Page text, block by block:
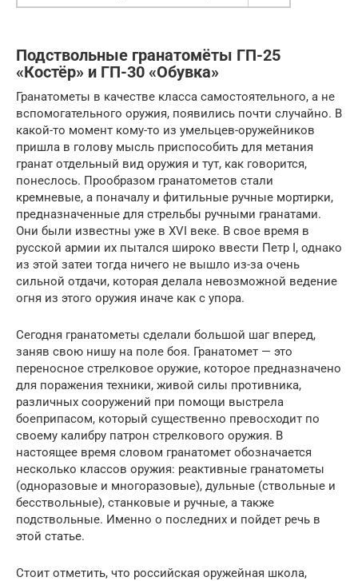
Подствольные гранатомёты ГП-25
«Костёр» и ГП-30 «Обувка»
Гранатометы в качестве класса самостоятельного, а не
вспомогательного оружия, появились почти случайно. В
какой-то момент кому-то из умельцев-оружейников
пришла в голову мысль приспособить для метания
гранат отдельный вид оружия и тут, как говорится,
понеслось. Прообразом гранатометов стали
кремневые, а поначалу и фитильные ручные мортирки,
предназначенные для стрельбы ручными гранатами.
Они были известны уже в XVI веке. В свое время в
русской армии их пытался широко ввести Петр I, однако
из этой затеи тогда ничего не вышло из-за очень
сильной отдачи, которая делала невозможной ведение
огня из этого оружия иначе как с упора.
Сегодня гранатометы сделали большой шаг вперед,
заняв свою нишу на поле боя. Гранатомет — это
переносное стрелковое оружие, которое предназначено
для поражения техники, живой силы противника,
различных сооружений при помощи выстрела
боеприпасом, который существенно превосходит по
своему калибру патрон стрелкового оружия. В
настоящее время словом гранатомет обозначается
несколько классов оружия: реактивные гранатометы
(одноразовые и многоразовые), дульные (ствольные и
бесствольные), станковые и ручные, а также
подствольные. Именно о последних и пойдет речь в
этой статье.
Стоит отметить, что российская оружейная школа,